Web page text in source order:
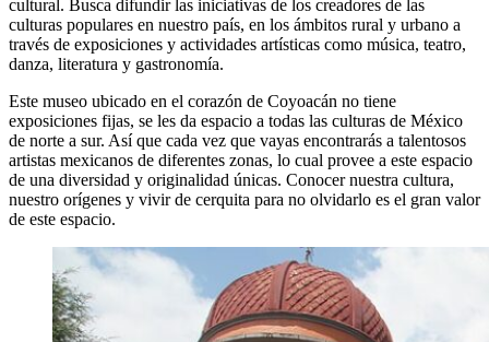
cultural. Busca difundir las iniciativas de los creadores de las
culturas populares en nuestro país, en los ámbitos rural y urbano a
través de exposiciones y actividades artísticas como música, teatro,
danza, literatura y gastronomía.
Este museo ubicado en el corazón de Coyoacán no tiene
exposiciones fijas, se les da espacio a todas las culturas de México
de norte a sur. Así que cada vez que vayas encontrarás a talentosos
artistas mexicanos de diferentes zonas, lo cual provee a este espacio
de una diversidad y originalidad únicas. Conocer nuestra cultura,
nuestro orígenes y vivir de cerquita para no olvidarlo es el gran valor
de este espacio.